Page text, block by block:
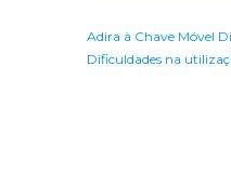
Adira à Chave Móvel
Dificuldades na